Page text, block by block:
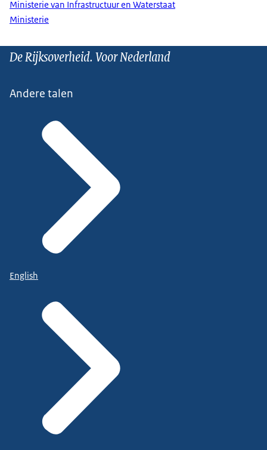
Ministerie van Infrastructuur en Waterstaat
Ministerie
De Rijksoverheid. Voor Nederland
Andere talen
English